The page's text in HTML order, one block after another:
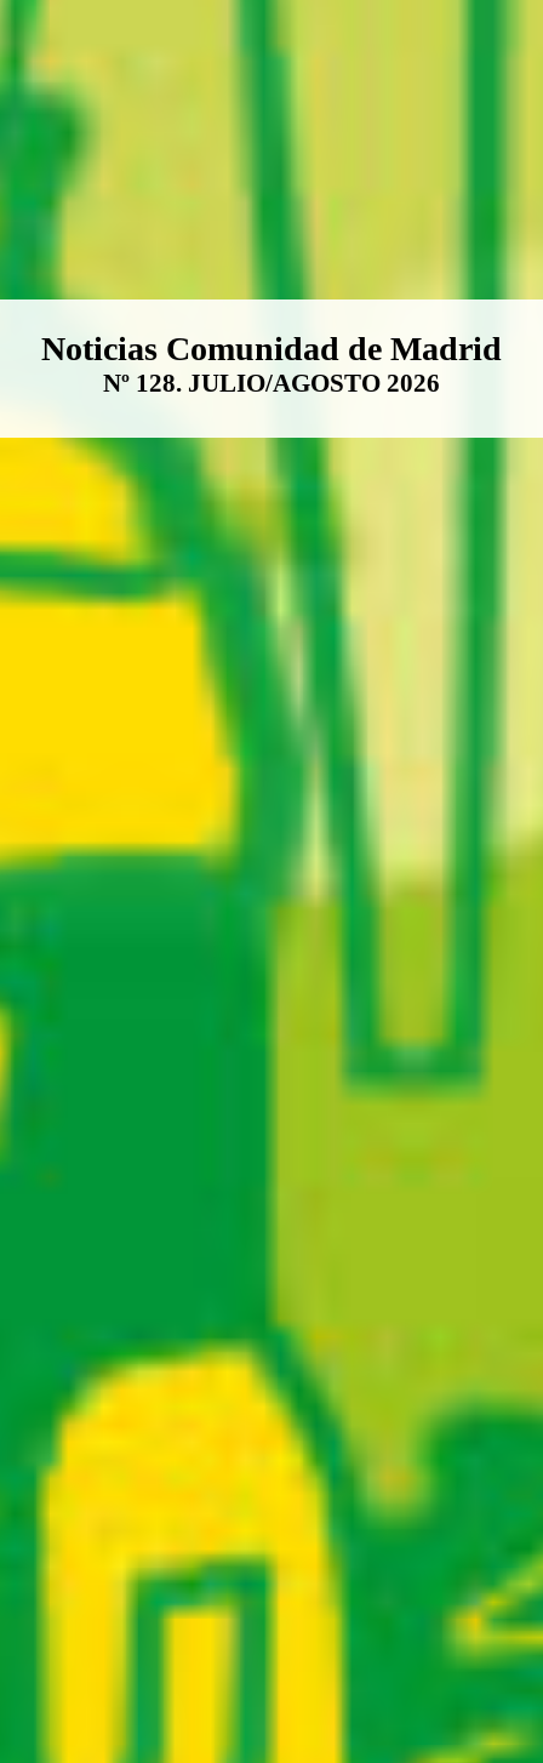
Boletín Noticias Comunidad de
Noticias Comunidad de Madrid
Nº 128. JULIO/AGOSTO 2026